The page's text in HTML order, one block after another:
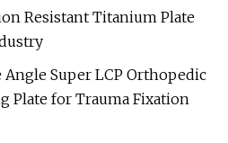
Resistant Titanium Plate
Super LCP Orthopedic
Plate for Trauma Fixation